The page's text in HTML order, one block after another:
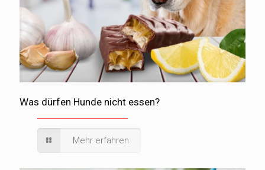
Was dürfen Hunde nicht essen?
Mehr erfahren